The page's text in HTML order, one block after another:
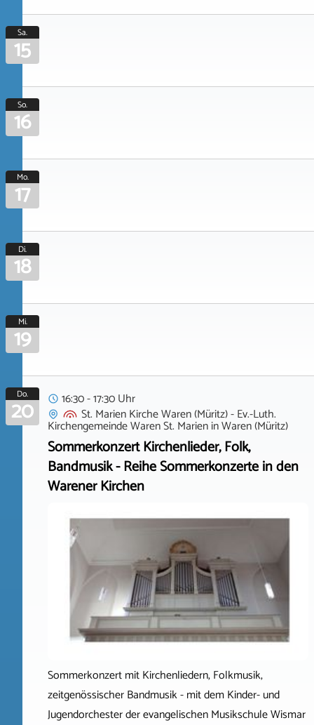
Sa.
15
So.
16
Mo.
17
Di.
18
Mi.
19
Do.
20
16:30 - 17:30 Uhr
St. Marien Kirche Waren (Müritz) - Ev.-Luth.
Kirchengemeinde Waren St. MarieninWaren (Müritz)
Sommerkonzert Kirchenlieder, Folk,
Bandmusik - Reihe Sommerkonzerte in den
Warener Kirchen
Sommerkonzert mit Kirchenliedern, Folkmusik,
zeitgenössischer Bandmusik - mit dem Kinder- und
Jugendorchester der evangelischen Musikschule Wismar